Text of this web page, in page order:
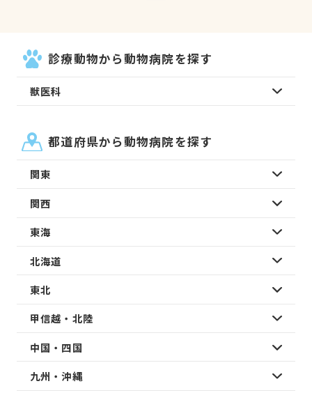
診療動物から動物病院を探す
獣医科
都道府県から動物病院を探す
関東
関西
東海
北海道
東北
甲信越・北陸
中国・四国
九州・沖縄